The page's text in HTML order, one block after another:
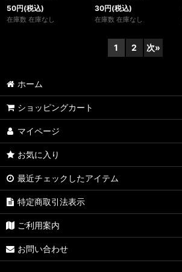
50円(税込)
在庫数 在庫なし
30円(税込)
在庫数 在庫なし
1 2 次»
ホーム
ショッピングカート
マイページ
お気に入り
最近チェックしたアイテム
特定商取引法表示
ご利用案内
お問い合わせ